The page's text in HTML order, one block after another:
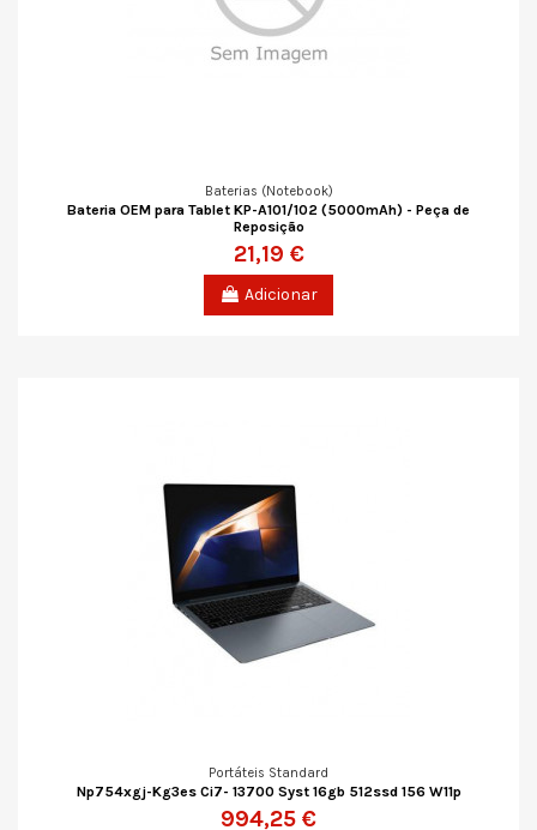
Baterias (Notebook)
Bateria OEM para Tablet KP-A101/102 (5000mAh) - Peça de
Reposição
21,19 €
Adicionar
Portáteis Standard
Np754xgj-Kg3es Ci7- 13700 Syst 16gb 512ssd 156 W11p
994,25 €